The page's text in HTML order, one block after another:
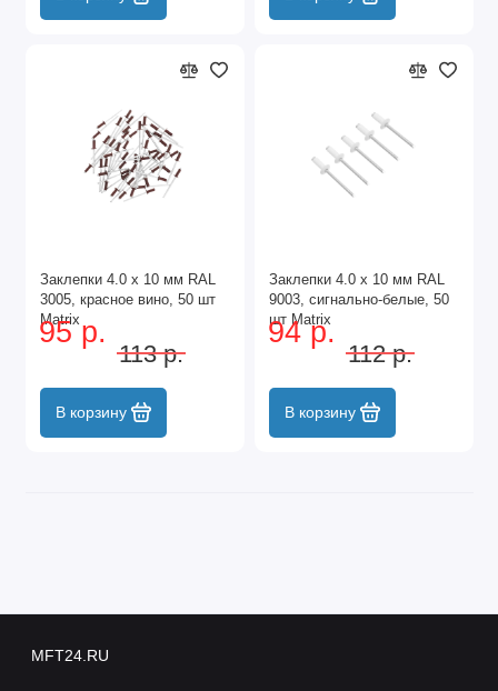
Заклепки 4.0 х 10 мм RAL
3005, красное вино, 50 шт
Matrix
95 р.
113 р.
В корзину
Заклепки 4.0 х 10 мм RAL
9003, сигнально-белые, 50
шт Matrix
94 р.
112 р.
В корзину
MFT24.RU